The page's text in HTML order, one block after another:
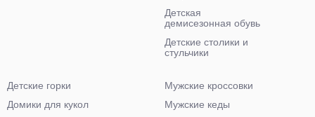
Детская
демисезонная обувь
Детские столики и
стульчики
Детские горки
Домики для кукол
Мужские кроссовки
Мужские кеды